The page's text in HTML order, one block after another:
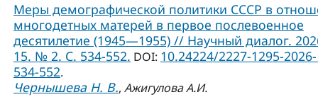
Меры демографической политики СССР в
многодетных матерей в первое послевоенное
десятилетие (1945—1955) // Научный диалог.
15. № 2. С. 534-552. DOI: 10.24224/2227-1295-
534-552.
Чернышева Н. В., Ажигулова А.И.